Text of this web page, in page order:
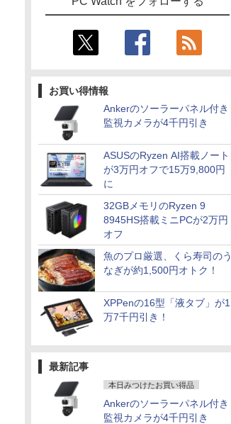
お買い得情報
Ankerのソーラーパネル付き
監視カメラが4千円引き
ASUSのRyzen AI搭載ノート
が3万円オフで15万9,800円
に
32GBメモリのRyzen 9
8945HS搭載ミニPCが2万円
オフ
魚のプロ厳選、くら寿司のう
なぎが約1,500円オトク！
XPPenの16型「液タブ」が1
万7千円引き！
最新記事
本日みつけたお買い得品
Ankerのソーラーパネル付き
監視カメラが4千円引き